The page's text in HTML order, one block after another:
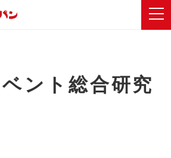
ント総合研究